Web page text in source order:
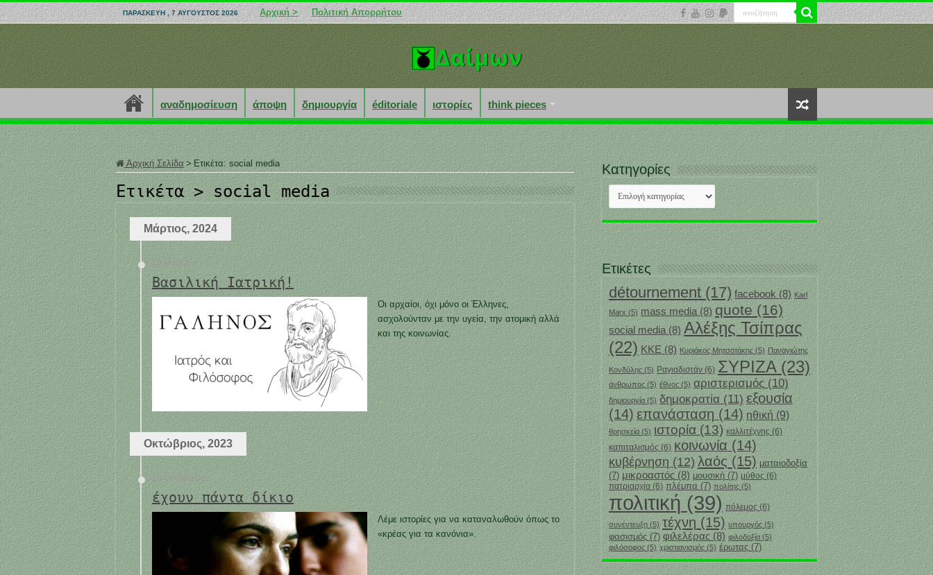
ΠΑΡΑΣΚΕΥΉ , 7 ΑΎΓΟΥΣΤΟΣ 2026 Αρχική > Πολιτική Απορρήτου
αναδημοσίευση άποψη δημιουργία éditoriale ιστορίες think pieces
Αρχική Σελίδα > Ετικέτα: social media
Ετικέτα >social media
Μάρτιος, 2024
13 Μαρτίου
Βασιλική Ιατρική!
Οι αρχαίοι, όχι μόνο οι Έλληνες,
ασχολούνταν με την υγεία, την ατομική αλλά
και της κοινωνίας.
Οκτώβριος, 2023
18 Οκτωβρίου
έχουν πάντα δίκιο
Λέμε ιστορίες για να καταναλωθούν όπως το
«κρέας για τα κανόνια».
Κατηγορίες
Κατηγορίες
Ετικέτες
détournement(17) facebook(8) Karl
Marx(5) mass media(8) quote (16)
social media (8) Αλέξης Τσίπρας
(22) ΚΚΕ (8) Κυριάκος Μητσοτάκης (5) Παναγιώτης
Κονδύλης (5) Ραγιαδιστάν (6) ΣΥΡΙΖΑ(23)
άνθρωπος(5) έθνος (5) αριστερισμός(10)
δημιουργία(5) δημοκρατία(11) εξουσία
(14)επανάσταση(14) ηθική(9)
θρησκεία(5) ιστορία(13) καλλιτέχνης(6)
καπιταλισμός(6) κοινωνία (14)
κυβέρνηση(12) λαός(15) ματαιοδοξία
(7) μικροαστός(8) μουσική (7) μύθος(6)
πατριαρχία (6) πλέμπα (7) πολίτης(5)
πολιτική(39) πόλεμος (6)
συνέντευξη (5) τέχνη(15) υπουργός(5)
φασισμός(7) φιλελέρας (8) φιλοδοξία (5)
φιλόσοφος (5) χριστιανισμός (5) ‎έρωτας(7)